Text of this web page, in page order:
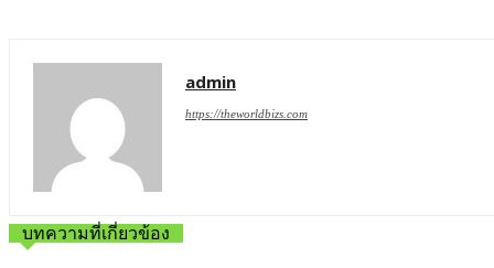
admin
https://theworldbizs.com
บทความที่เกี่ยวข้อง